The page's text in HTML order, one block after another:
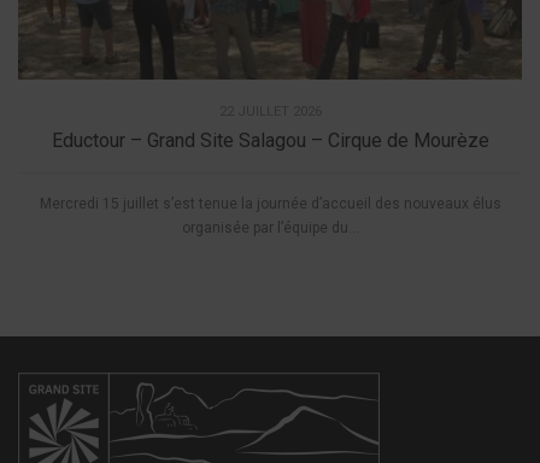
Eductour – Grand Site Salagou – Cirque de Mourèze
Mercredi 15 juillet s’est tenue la journée d’accueil des nouveaux élus
organisée par l’équipe du...